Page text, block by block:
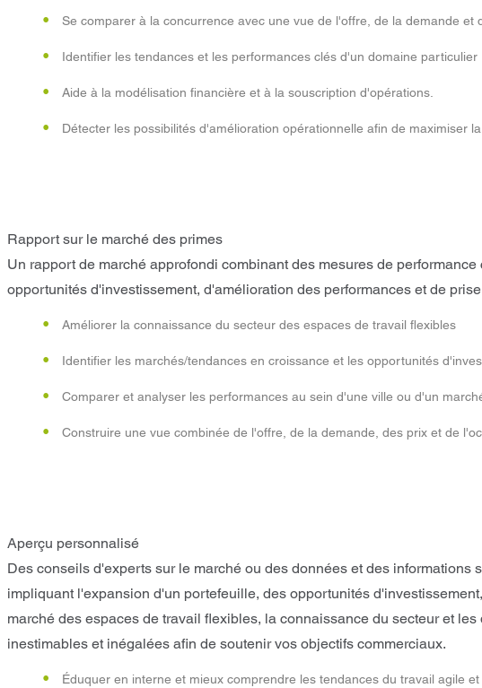
Se comparer à la concurrence avec une vue de l'offre, de la demande et
Identifier les tendances et les performances clés d'un domaine particulier
Aide à la modélisation financière et à la souscription d'opérations.
Détecter les possibilités d'amélioration opérationnelle afin de maximiser
Rapport sur le marché des primes
Un rapport de marché approfondi combinant des mesures de
opportunités d'investissement, d'amélioration des performances et de
Améliorer la connaissance du secteur des espaces de travail flexibles
Identifier les marchés/tendances en croissance et les opportunités
Comparer et analyser les performances au sein d'une ville ou d'un
Construire une vue combinée de l'offre, de la demande, des prix et de
Aperçu personnalisé
Des conseils d'experts sur le marché ou des données et des
impliquant l'expansion d'un portefeuille, des opportunités
marché des espaces de travail flexibles, la connaissance du secteur et
inestimables et inégalées afin de soutenir vos objectifs commerciaux.
Éduquer en interne et mieux comprendre les tendances du travail agile